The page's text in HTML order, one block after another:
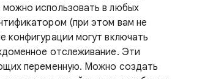
использовать в любых
(при этом вам не
конфигурации могут включать
отслеживание. Эти
переменную. Можно создать